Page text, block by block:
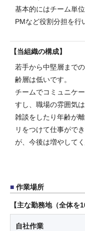
基本的にはチーム単
PMなど役割分担を行
当組織の構成
若手から中堅層まで
齢層は低いです。
チームでコミュニケ
すし、職場の雰囲気
雑談をしたり年齢が
リをつけて仕事がで
が、今後は増やしてく
作業場所
主な勤務地（全体を
自社作業